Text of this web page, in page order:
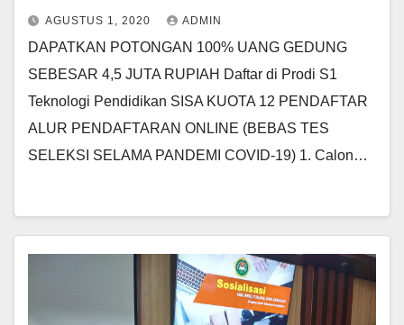
AGUSTUS 1, 2020 ADMIN
DAPATKAN POTONGAN 100% UANG GEDUNG
SEBESAR 4,5 JUTA RUPIAH Daftar di Prodi S1
Teknologi Pendidikan SISA KUOTA 12 PENDAFTAR
ALUR PENDAFTARAN ONLINE (BEBAS TES
SELEKSI SELAMA PANDEMI COVID-19) 1. Calon…